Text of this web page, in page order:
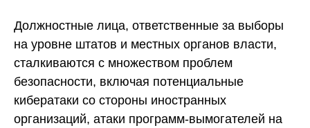
Должностные лица, ответственные за выборы
на уровне штатов и местных органов власти,
сталкиваются с множеством проблем
безопасности, включая потенциальные
кибератаки со стороны иностранных
организаций, атаки программ-вымогателей на